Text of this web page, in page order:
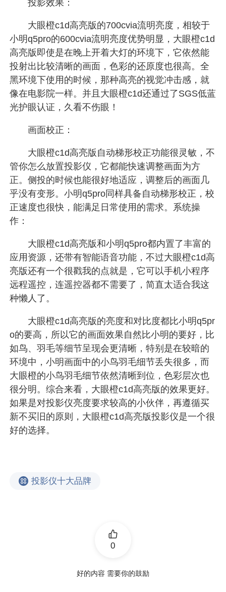
投影效果：
大眼橙c1d高亮版的700cvia流明亮度，相较于
小明q5pro的600cvia流明亮度优势明显，大眼橙c1d
高亮版即使是在晚上开着大灯的环境下，它依然能
投射出比较清晰的画面，色彩的还原度也很高。全
黑环境下使用的时候，那种高亮的视觉冲击感，就
像在电影院一样。并且大眼橙c1d还通过了SGS低蓝
光护眼认证，久看不伤眼！
画面校正：
大眼橙c1d高亮版自动梯形校正功能很灵敏，不
管你怎么放置投影仪，它都能快速调整画面为方
正。侧投的时候也能很好地适应，调整后的画面几
乎没有变形。小明q5pro同样具备自动梯形校正，校
正速度也很快，能满足日常使用的需求。系统操
作：
大眼橙c1d高亮版和小明q5pro都内置了丰富的
应用资源，还带有智能语音功能，不过大眼橙c1d高
亮版还有一个很戳我的点就是，它可以手机小程序
远程遥控，连遥控器都不需要了，简直太适合我这
种懒人了。
大眼橙c1d高亮版的亮度和对比度都比小明q5pr
o的要高，所以它的画面效果自然比小明的要好，比
如鸟、羽毛等细节呈现会更清晰，特别是在较暗的
环境中，小明画面中的小鸟羽毛细节丢失很多，而
大眼橙的小鸟羽毛细节依然清晰到位，色彩层次也
很分明。综合来看，大眼橙c1d高亮版的效果更好。
如果是对投影仪亮度要求较高的小伙伴，再遵循买
新不买旧的原则，大眼橙c1d高亮版投影仪是一个很
好的选择。
投影仪十大品牌
0
好的内容 需要你的鼓励